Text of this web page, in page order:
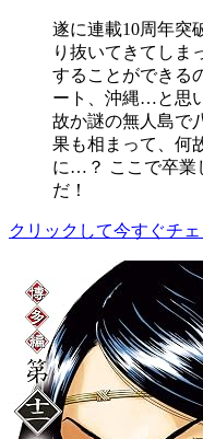
遂に連載10周年突
り抜いてきてしま
することができ
ート、沖縄…と思
故か謎の無人島で
果も相まって、何
に…？ ここで卒業
だ！
クリックして今すぐチェ